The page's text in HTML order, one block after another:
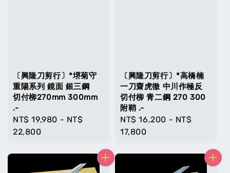
〔興隆刀剪行〕*堺菊守
重陽系列 鏡面 銀三鋼
切付柳270mm 300mm
.-
Regular
price
NT$ 19,980 - NT$
22,800
〔興隆刀剪行〕*高橋楠
一刀齋虎徹 中川作極反
切付柳 青二鋼 270 300
附鞘 .-
Regular
price
NT$ 16,200 - NT$
17,800